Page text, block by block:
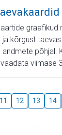
graafikud
ja kõrgust
põhjal.
viimase
11 12 13 14